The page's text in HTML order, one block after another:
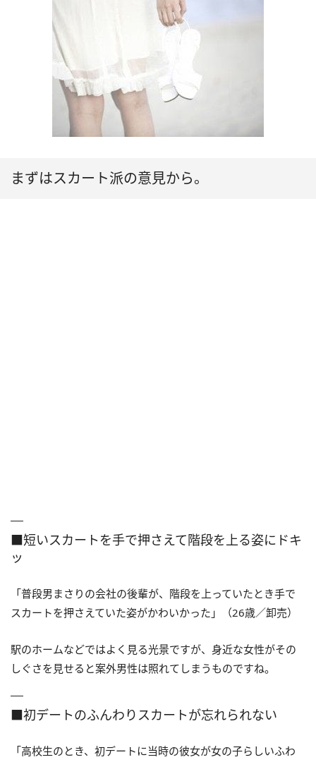
まずはスカート派の意見から。
■短いスカートを手で押さえて階段を上る姿にドキ
ッ
「普段男まさりの会社の後輩が、階段を上っていたとき手で
スカートを押さえていた姿がかわいかった」（26歳／卸売）
駅のホームなどではよく見る光景ですが、身近な女性がその
しぐさを見せると案外男性は照れてしまうものですね。
■初デートのふんわりスカートが忘れられない
「高校生のとき、初デートに当時の彼女が女の子らしいふわ